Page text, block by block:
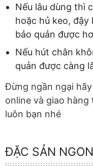
Nếu lâu dùng thì
hoặc hủ keo, đậy
bảo quản được
Nếu hút chân
quản được càng
Đừng ngần ngại
online và giao
luôn bạn nhé
ĐẶC SẢN